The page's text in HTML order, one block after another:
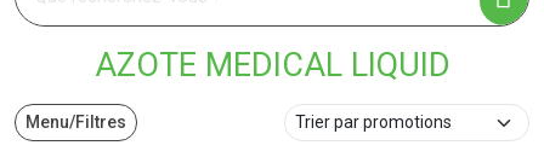
AZOTE MEDICAL LIQUID
Menu/Filtres